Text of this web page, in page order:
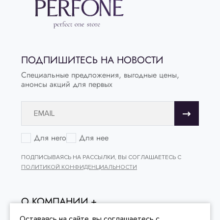
ПОДПИШИТЕСЬ НА НОВОСТИ
Специальные предложения, выгодные цены,
анонсы акций для первых
Для него Для нее
ПОДПИСЫВАЯСЬ НА РАССЫЛКИ, ВЫ СОГЛАШАЕТЕСЬ С
ПОЛИТИКОЙ КОНФИДЕНЦИАЛЬНОСТИ
О КОМПАНИИ